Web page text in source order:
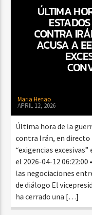
CURRENT SHOW
7:00 PM
Beone Radio
ÚLTIMA
CONTRA
ACUSA A
Maria Henao
APRIL 12, 2026
Última hora de la
contra Irán, en directo
“exigencias
el 2026-04-12 06:22:00
las negociaciones
de diálogo El
ha cerrado una […]